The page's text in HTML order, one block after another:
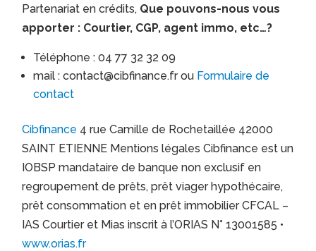
Partenariat en crédits, Que pouvons-nous vous
apporter : Courtier, CGP, agent immo, etc…?
Téléphone : 04 77 32 32 09
mail : contact@cibfinance.fr ou Formulaire de
contact
Cibfinance 4 rue Camille de Rochetaillée 42000
SAINT ETIENNE Mentions légales Cibfinance est un
IOBSP mandataire de banque non exclusif en
regroupement de prêts, prêt viager hypothécaire,
prêt consommation et en prêt immobilier CFCAL –
IAS Courtier et Mias inscrit à l’ORIAS N° 13001585 •
www.orias.fr